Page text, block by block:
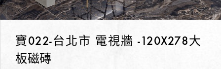
寶022-台北市 電視牆 -120X278大
板磁磚